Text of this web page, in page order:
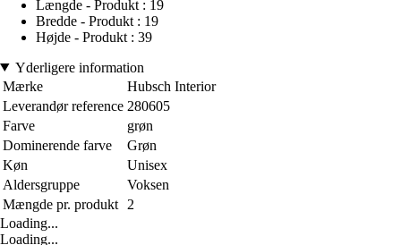
Længde - Produkt : 19
Bredde - Produkt : 19
Højde - Produkt : 39
Yderligere information
Mærke
Hubsch Interior
Leverandør reference 280605
Farve
grøn
Dominerende farve
Grøn
Køn
Unisex
Aldersgruppe
Voksen
Mængde pr. produkt
2
Loading...
Loading...